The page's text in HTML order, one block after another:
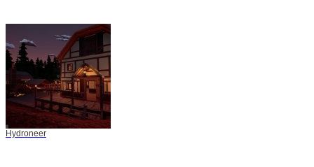
Hydroneer